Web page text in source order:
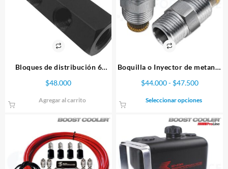
Bloques de distribución 6
$48.000
Agregar al carrito
Boquilla o Inyector de metanol
Medidas
$44.000- $47.500Rango
precios:
$44.000
hasta
$47.500
Seleccionar opciones
tiene
variantes.
opciones